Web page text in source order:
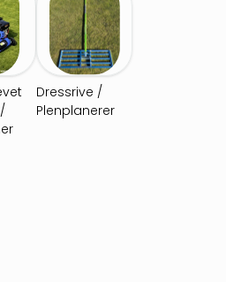
Dressrive /
Plenplanerer